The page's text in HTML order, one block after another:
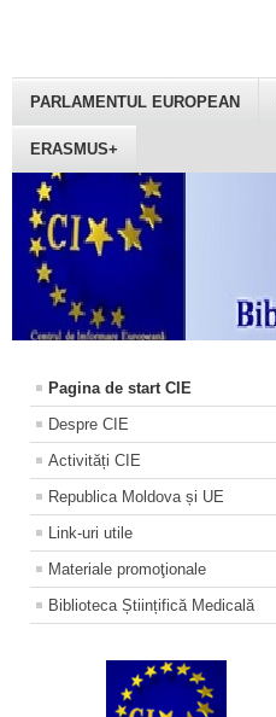
PARLAMENTUL EUROPEAN
ERASMUS+
Pagina de start CIE
Despre CIE
Activități CIE
Republica Moldova și UE
Link-uri utile
Materiale promoţionale
Biblioteca Științifică Medicală